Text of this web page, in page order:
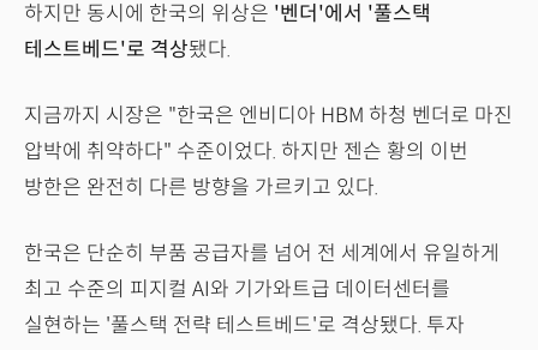
하지만 동시에 한국의 위상은 '벤더'에서 '풀스택
테스트베드'로 격상됐다.
지금까지 시장은 "한국은 엔비디아 HBM 하청 벤더로 마진
압박에 취약하다" 수준이었다. 하지만 젠슨 황의 이번
방한은 완전히 다른 방향을 가르키고 있다.
한국은 단순히 부품 공급자를 넘어 전 세계에서 유일하게
최고 수준의 피지컬 AI와 기가와트급 데이터센터를
실현하는 '풀스택 전략 테스트베드'로 격상됐다. 투자